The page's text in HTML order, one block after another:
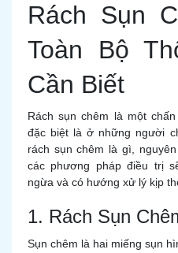
Rách Sụn
Toàn Bộ
Cần Biết
Rách sụn chêm là một
đặc biệt là ở những người
rách sụn chêm là gì,
các phương pháp điều trị
ngừa và có hướng xử lý kịp
1. Rách Sụn
Sụn chêm là hai miếng sụn